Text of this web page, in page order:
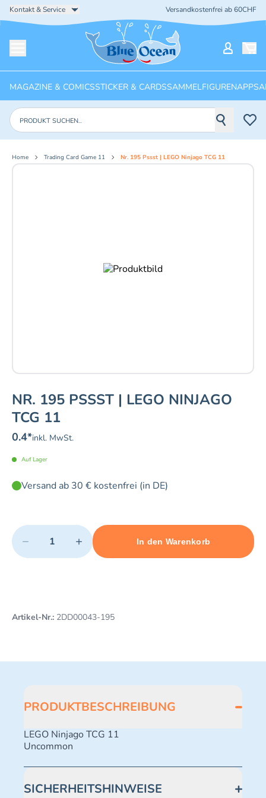
Kontakt & Service Versandkostenfrei ab 60CHF
Startseite
MAGAZINE & COMICSSTICKER & CARDSSAMMELFIGURENAPPS
Produkte suchen
Home Trading Card Game 11 Nr. 195 Pssst | LEGO Ninjago TCG 11
NR. 195 PSSST | LEGO NINJAGO
TCG 11
0.4*inkl. MwSt.
Auf Lager
Versand ab 30 € kostenfrei (in DE)
Quantity
− +
Minimum quantity: 1 Maximum quantity: 480
In den Warenkorb
Add 1 item to cart
Artikel-Nr.: 2DD00043-195
PRODUKTBESCHREIBUNG
LEGO Ninjago TCG 11
Uncommon
SICHERHEITSHINWEISE